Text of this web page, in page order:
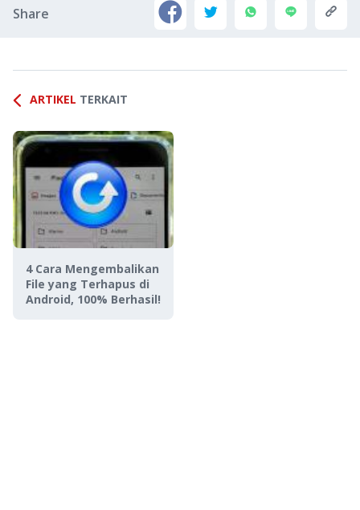
Share
ARTIKEL TERKAIT
4 Cara Mengembalikan
File yang Terhapus di
Android, 100% Berhasil!